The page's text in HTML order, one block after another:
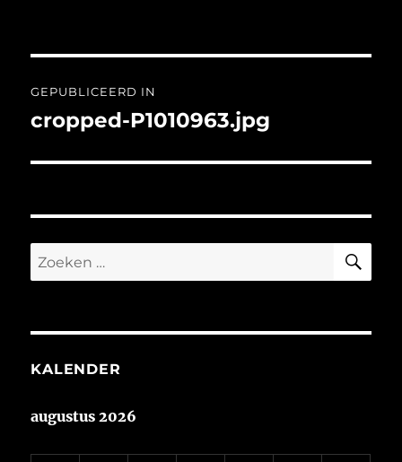
navigatie
GEPUBLICEERD IN
cropped-P1010963.jpg
Zoeken
naar:
KALENDER
augustus 2026